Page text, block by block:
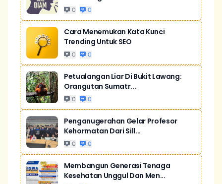
0 0
Cara Menemukan Kata Kunci
Trending Untuk SEO
0 0
Petualangan Liar Di Bukit Lawang:
Orangutan Sumatr...
0 0
Penganugerahan Gelar Profesor
Kehormatan Dari Sill...
0 0
Membangun Generasi Tenaga
Kesehatan Unggul Dan Men...